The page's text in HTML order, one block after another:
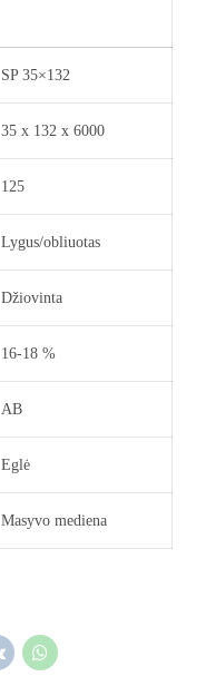
SP 35×132
35 x 132 x 6000
125
Lygus/obliuotas
Džiovinta
16-18 %
AB
Eglė
Masyvo mediena